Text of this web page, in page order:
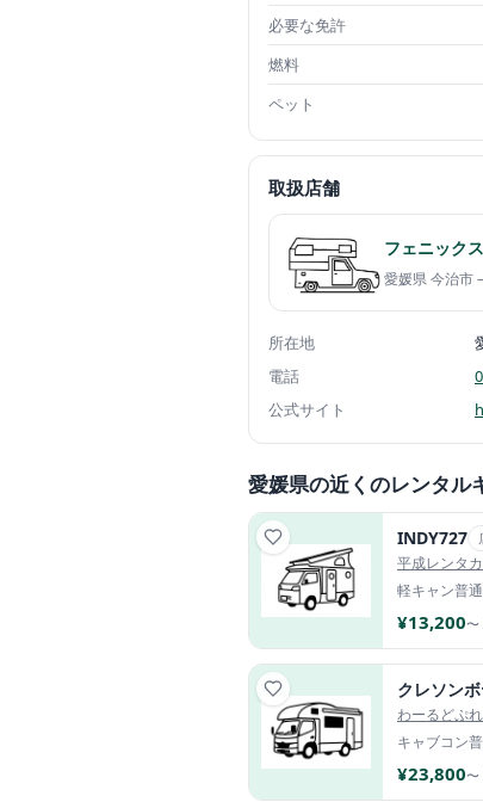
必要な免許
燃料
ペット
取扱店舗
フェニック
愛媛県 今治市
所在地
電話
公式サイト
愛媛県の近くのレンタル
INDY727
平成レンタ
軽キャン普
¥13,200〜
クレソン
わーるどぷ
キャブコン
¥23,800〜